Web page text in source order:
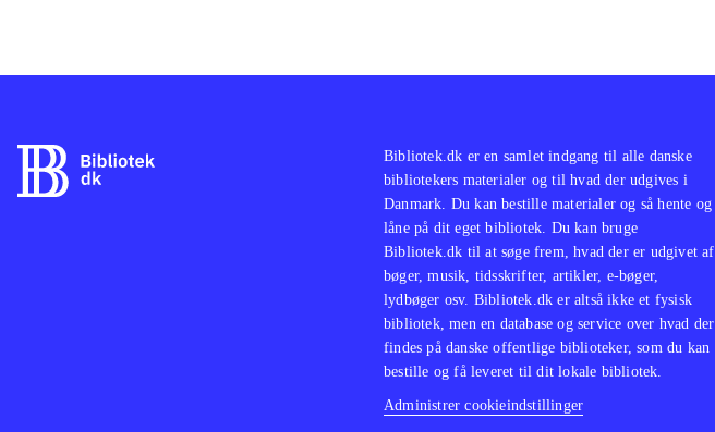
Bibliotek.dk er en samlet indgang til alle danske
bibliotekers materialer og til hvad der udgives i
Danmark. Du kan bestille materialer og så hente og
låne på dit eget bibliotek. Du kan bruge
Bibliotek.dk til at søge frem, hvad der er udgivet af
bøger, musik, tidsskrifter, artikler, e-bøger,
lydbøger osv. Bibliotek.dk er altså ikke et fysisk
bibliotek, men en database og service over hvad der
findes på danske offentlige biblioteker, som du kan
bestille og få leveret til dit lokale bibliotek.
Administrer cookieindstillinger